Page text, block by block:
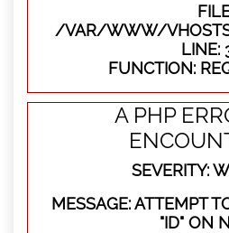
/VAR/WWW/
LINE:
FUNCTION:
A PHP
SEVERITY:
MESSAGE: ATTEMPT
"ID" ON